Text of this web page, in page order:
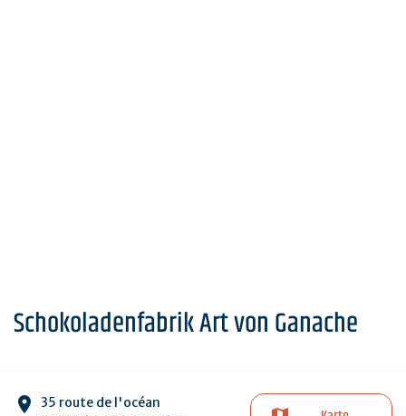
Schokoladenfabrik Art von Ganache
35 route de l'océan